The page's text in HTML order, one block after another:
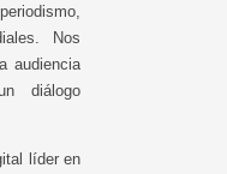
Nos
audiencia
diálogo
líder en